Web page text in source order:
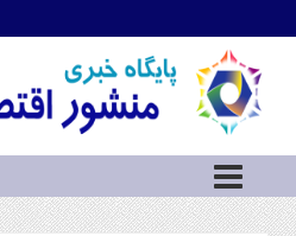
اطلاعات
تماس
ما
درباره
ما